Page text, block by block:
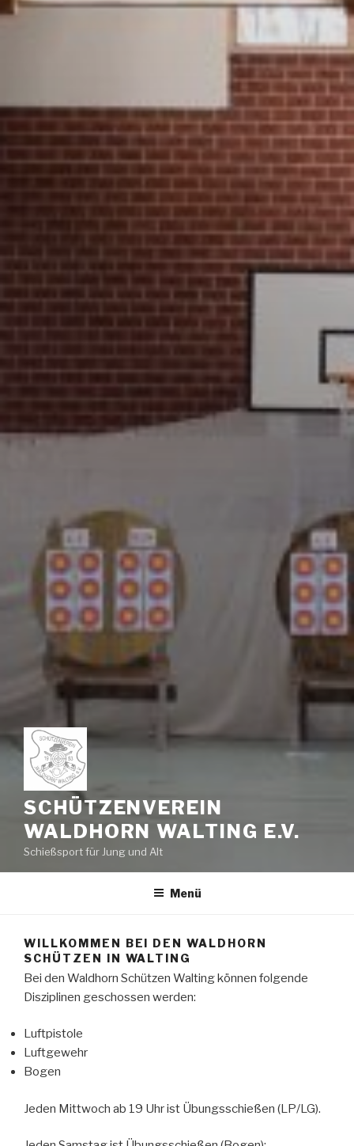
SCHÜTZENVEREIN
WALDHORN WALTING E.V.
Schießsport für Jung und Alt
Menü
WILLKOMMEN BEI DEN WALDHORN
SCHÜTZEN IN WALTING
Bei den Waldhorn Schützen Walting können folgende
Disziplinen geschossen werden:
Luftpistole
Luftgewehr
Bogen
Jeden Mittwoch ab 19 Uhr ist Übungsschießen (LP/LG).